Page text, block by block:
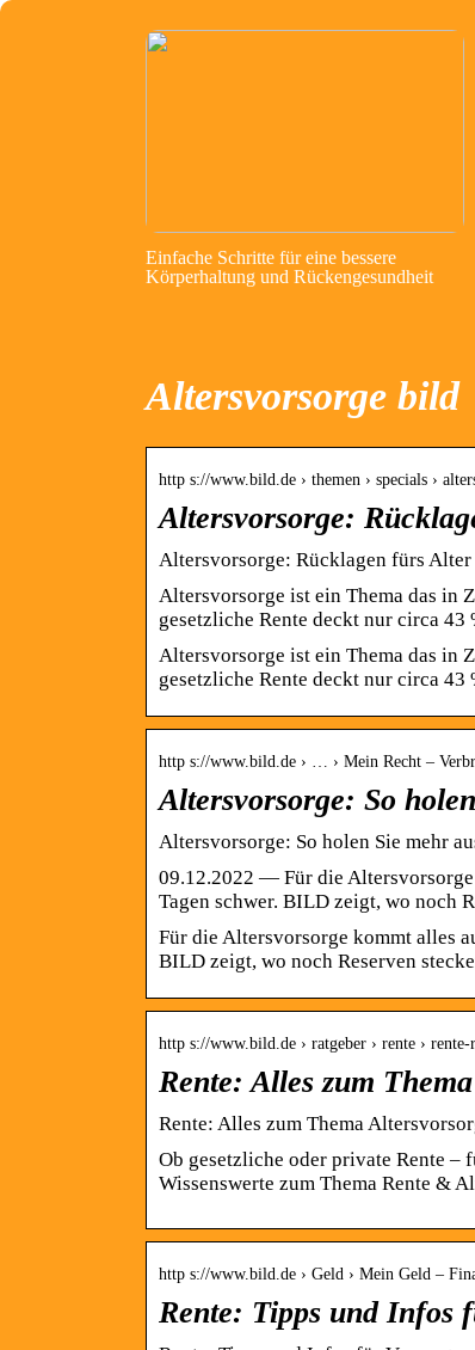
Einfache Schritte für eine bessere
Körperhaltung und Rückengesundheit
Altersvorsorge bild
http s://www.bild.de › themen › specials ›
Altersvorsorge:
Altersvorsorge: Rücklagen fürs
Altersvorsorge ist ein Thema das in
gesetzliche Rente deckt nur circa
Altersvorsorge ist ein Thema das in
gesetzliche Rente deckt nur circa 43
http s://www.bild.de › … › Mein Recht –
Altersvorsorge: So
Altersvorsorge: So holen Sie mehr
09.12.2022 — Für die
Tagen schwer. BILD zeigt, wo noch
Für die Altersvorsorge kommt alles
BILD zeigt, wo noch Reserven
http s://www.bild.de › ratgeber › rente ›
Rente: Alles zum
Rente: Alles zum Thema
Ob gesetzliche oder private Rente
Wissenswerte zum Thema Rente &
http s://www.bild.de › Geld › Mein Geld –
Rente: Tipps und Infos